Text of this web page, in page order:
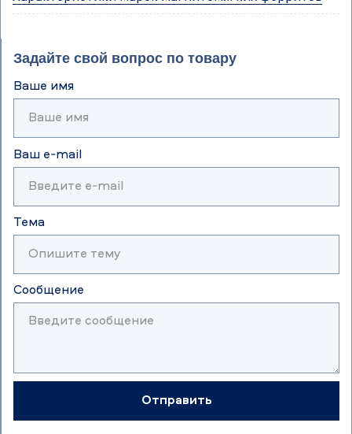
Задайте свой вопрос по товару
Ваше имя
Ваш e-mail
Тема
Сообщение
Отправить